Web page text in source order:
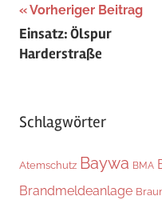
Vorheriger Beitrag
Einsatz: Ölspur
Harderstraße
Schlagwörter
Atemschutz Baywa BMA
Brandmeldeanlage